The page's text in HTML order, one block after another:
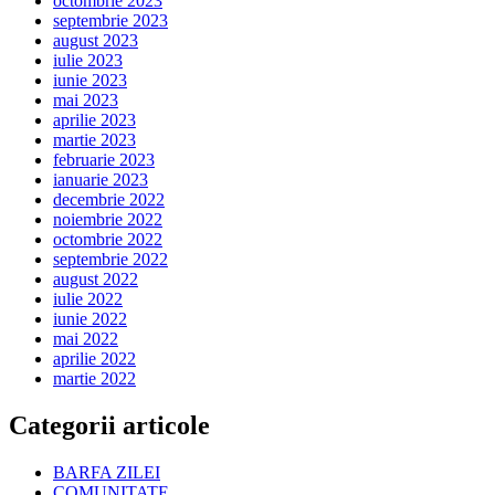
septembrie 2023
august 2023
iulie 2023
iunie 2023
mai 2023
aprilie 2023
martie 2023
februarie 2023
ianuarie 2023
decembrie 2022
noiembrie 2022
octombrie 2022
septembrie 2022
august 2022
iulie 2022
iunie 2022
mai 2022
aprilie 2022
martie 2022
Categorii articole
BARFA ZILEI